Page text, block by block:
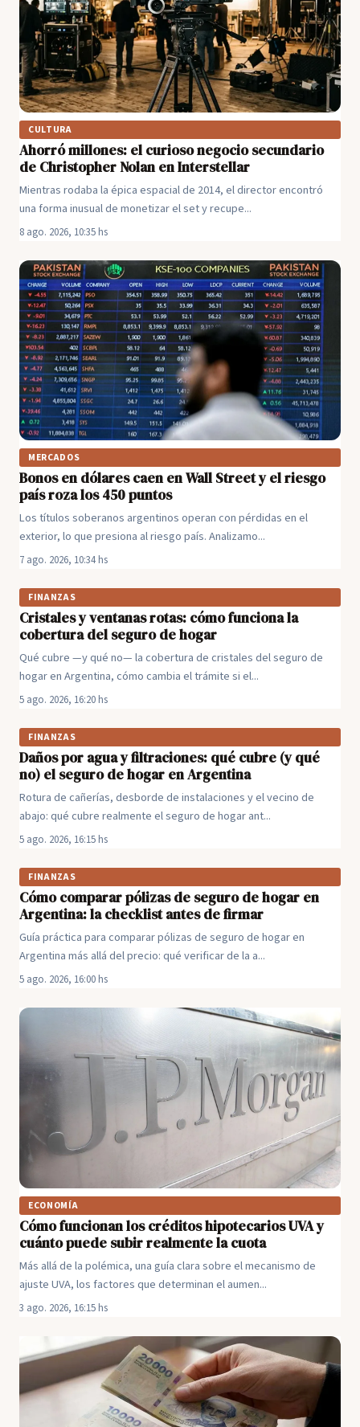
CULTURA
Ahorró millones: el curioso negocio secundario
de Christopher Nolan en Interstellar
Mientras rodaba la épica espacial de 2014, el director encontró
una forma inusual de monetizar el set y recupe...
8 ago. 2026, 10:35 hs
MERCADOS
Bonos en dólares caen en Wall Street y el riesgo
país roza los 450 puntos
Los títulos soberanos argentinos operan con pérdidas en el
exterior, lo que presiona al riesgo país. Analizamo...
7 ago. 2026, 10:34 hs
FINANZAS
Cristales y ventanas rotas: cómo funciona la
cobertura del seguro de hogar
Qué cubre —y qué no— la cobertura de cristales del seguro de
hogar en Argentina, cómo cambia el trámite si el...
5 ago. 2026, 16:20 hs
FINANZAS
Daños por agua y filtraciones: qué cubre (y qué
no) el seguro de hogar en Argentina
Rotura de cañerías, desborde de instalaciones y el vecino de
abajo: qué cubre realmente el seguro de hogar ant...
5 ago. 2026, 16:15 hs
FINANZAS
Cómo comparar pólizas de seguro de hogar en
Argentina: la checklist antes de firmar
Guía práctica para comparar pólizas de seguro de hogar en
Argentina más allá del precio: qué verificar de la a...
5 ago. 2026, 16:00 hs
ECONOMÍA
Cómo funcionan los créditos hipotecarios UVA y
cuánto puede subir realmente la cuota
Más allá de la polémica, una guía clara sobre el mecanismo de
ajuste UVA, los factores que determinan el aumen...
3 ago. 2026, 16:15 hs